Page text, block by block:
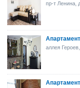
пр-т Ленина,
аллея